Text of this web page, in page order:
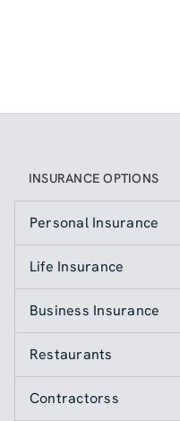
INSURANCE OPTIONS
Personal Insurance
Life Insurance
Business Insurance
Restaurants
Contractorss